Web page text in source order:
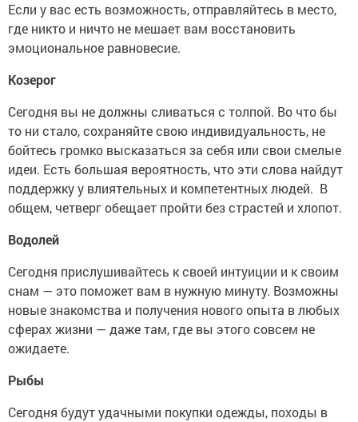
Если у вас есть возможность, отправляйтесь в место,
где никто и ничто не мешает вам восстановить
эмоциональное равновесие.
Козерог
Сегодня вы не должны сливаться с толпой. Во что бы
то ни стало, сохраняйте свою индивидуальность, не
бойтесь громко высказаться за себя или свои смелые
идеи. Есть большая вероятность, что эти слова найдут
поддержку у влиятельных и компетентных людей. В
общем, четверг обещает пройти без страстей и хлопот.
Водолей
Сегодня прислушивайтесь к своей интуиции и к своим
снам — это поможет вам в нужную минуту. Возможны
новые знакомства и получения нового опыта в любых
сферах жизни — даже там, где вы этого совсем не
ожидаете.
Рыбы
Сегодня будут удачными покупки одежды, походы в